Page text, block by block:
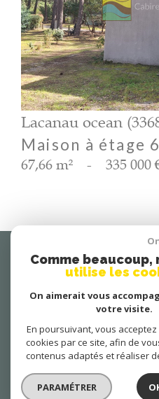
voir
Lacanau ocean
Maison à étage
67,66 m² - 335 000
© 2026 | Tous droits réservés |
Nos honoraires
Partenaires
Comme beaucoup,
utilise les
On aimerait vous
votre visite.
En poursuivant, vous
cookies par ce site, afin de
contenus adaptés et réaliser
PARAMÉTRER